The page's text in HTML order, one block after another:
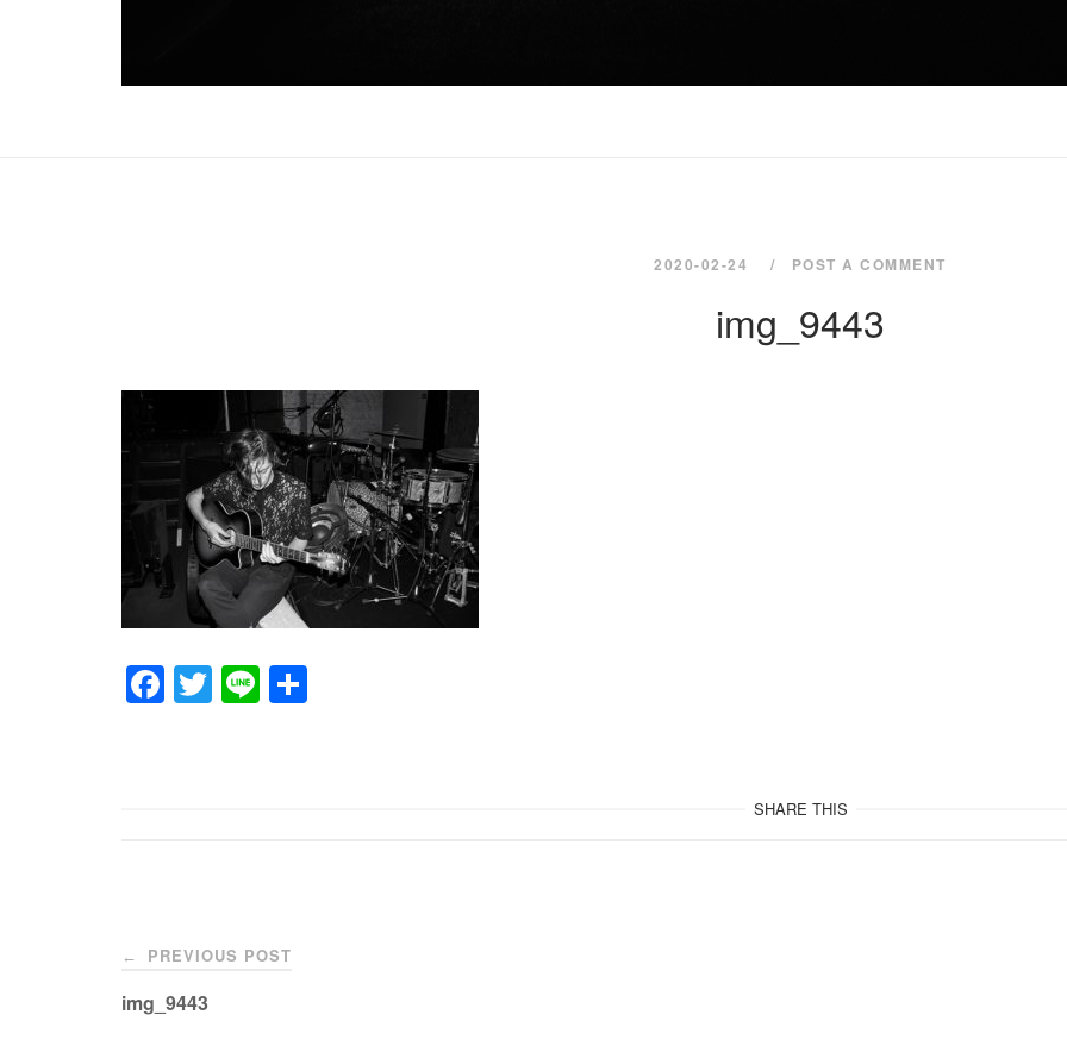
2020-02-24 POST A COMMENT
img_9443
F
a
k
T
wi
Li
n
SHARE THIS
Post
navigation
← PREVIOUS POST
img_9443